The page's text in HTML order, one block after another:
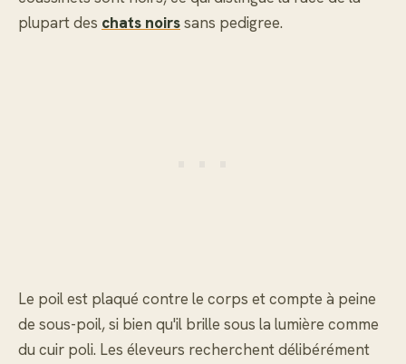
plupart des chats noirssans pedigree.
Le poil est plaqué contre le corps et compte à peine
de sous-poil, si bien qu'il brille sous la lumière comme
du cuir poli. Les éleveurs recherchent délibérément